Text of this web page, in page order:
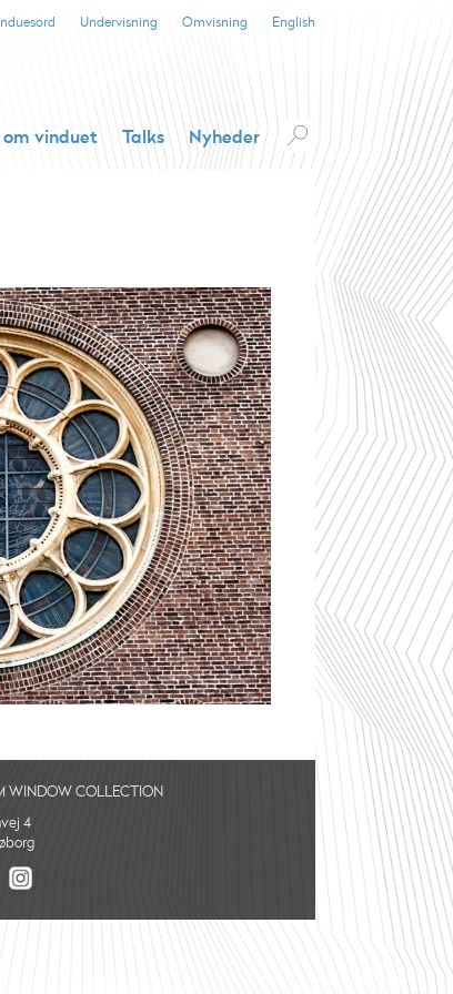
English
Undervisning Omvisning
vinduet Talks Nyheder
WINDOW COLLECTION
4